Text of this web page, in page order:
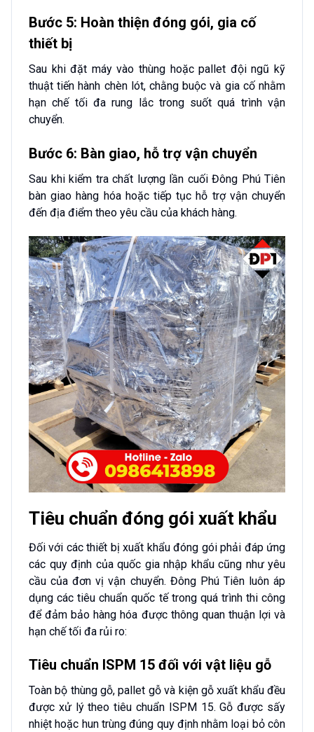
Bước 5: Hoàn thiện đóng gói, gia cố
thiết bị
Sau khi đặt máy vào thùng hoặc pallet đội ngũ kỹ
thuật tiến hành chèn lót, chằng buộc và gia cố nhằm
hạn chế tối đa rung lắc trong suốt quá trình vận
chuyển.
Bước 6: Bàn giao, hỗ trợ vận chuyển
Sau khi kiểm tra chất lượng lần cuối Đông Phú Tiên
bàn giao hàng hóa hoặc tiếp tục hỗ trợ vận chuyển
đến địa điểm theo yêu cầu của khách hàng.
Tiêu chuẩn đóng gói xuất khẩu
Đối với các thiết bị xuất khẩu đóng gói phải đáp ứng
các quy định của quốc gia nhập khẩu cũng như yêu
cầu của đơn vị vận chuyển. Đông Phú Tiên luôn áp
dụng các tiêu chuẩn quốc tế trong quá trình thi công
để đảm bảo hàng hóa được thông quan thuận lợi và
hạn chế tối đa rủi ro:
Tiêu chuẩn ISPM 15 đối với vật liệu gỗ
Toàn bộ thùng gỗ, pallet gỗ và kiện gỗ xuất khẩu đều
được xử lý theo tiêu chuẩn ISPM 15. Gỗ được sấy
nhiệt hoặc hun trùng đúng quy định nhằm loại bỏ côn